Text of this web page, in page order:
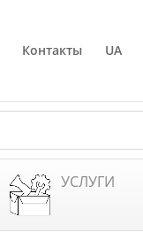
Контакты UA
УСЛУГИ